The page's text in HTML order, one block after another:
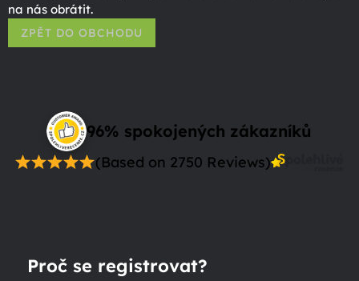
na nás obrátit.
ZPĚT DO OBCHODU
96% spokojených zákazníků
(Based on 2750 Reviews)
Proč se registrovat?